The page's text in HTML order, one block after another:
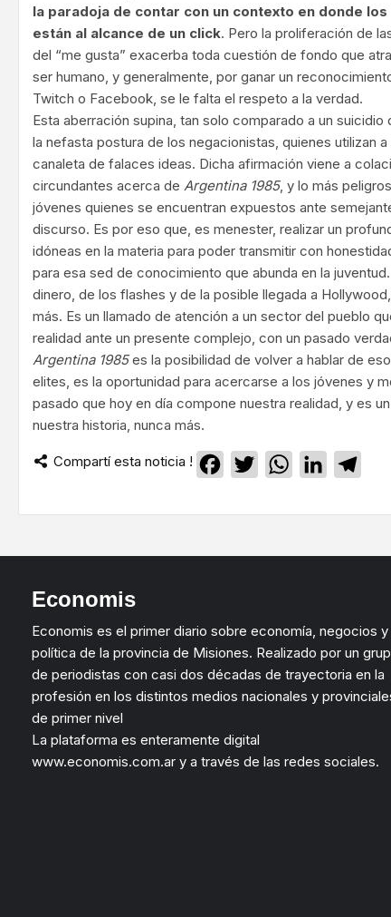
la paradoja de contar con un contexto en donde
están al alcance de un click. Pero la proliferación de
del “me gusta” exacerba toda cuestión de fondo que
ser humano, y generalmente, por ganar un
Twitch o Facebook, se le falta el respeto a la verdad.
Esta aberración supina, tan solo comparado a un
la nefasta postura de los negacionistas, quienes utilizan
canaleta de falaces ideas. Dicha afirmación viene a
circundantes acerca de Argentina 1985, y lo más
jóvenes quienes se encuentran expuestos ante
discurso. Es por eso que, es menester, realizar un
idóneas en la materia para poder transmitir con
para esa sed de conocimiento que abunda en la
dinero, de los flashes y de la posible llegada a
más. Es un llamado de atención a un sector del pueblo
realidad ante un presente complejo, con un pasado
Argentina 1985es la posibilidad de volver a hablar de
elites, es la oportunidad para acercarse a los jóvenes y
pasado que hoy en día compone nuestra realidad, y es
nuestra historia, nunca más.
Compartí esta noticia ! Facebook
TwitterWhatsApp
LinkedIn
Economis
Economis es el primer diario sobre economía, negocios y
política de la provincia de Misiones. Realizado por un
de periodistas con casi dos décadas de trayectoria en la
profesión en los distintos medios nacionales y
de primer nivel
La plataforma es enteramente digital
www.economis.com.ar y a través de las redes sociales.